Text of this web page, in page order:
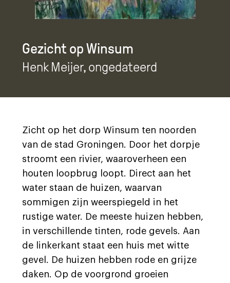
Gezicht op Winsum
Henk Meijer, ongedateerd
Zicht op het dorp Winsum ten noorden
van de stad Groningen. Door het dorpje
stroomt een rivier, waaroverheen een
houten loopbrug loopt. Direct aan het
water staan de huizen, waarvan
sommigen zijn weerspiegeld in het
rustige water. De meeste huizen hebben,
in verschillende tinten, rode gevels. Aan
de linkerkant staat een huis met witte
gevel. De huizen hebben rode en grijze
daken. Op de voorgrond groeien